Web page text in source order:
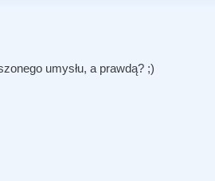
umysłu, a prawdą? ;)